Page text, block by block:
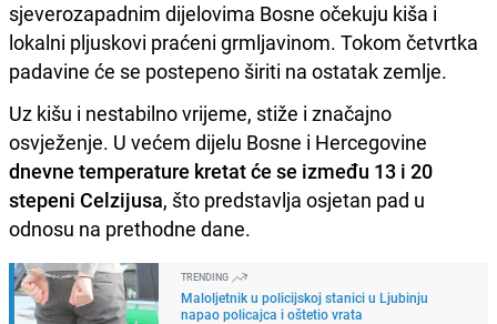
sjeverozapadnim dijelovima Bosne očekuju kiša i
lokalni pljuskovi praćeni grmljavinom. Tokom četvrtka
padavine će se postepeno širiti na ostatak zemlje.
Uz kišu i nestabilno vrijeme, stiže i značajno
osvježenje. U većem dijelu Bosne i Hercegovine
dnevne temperature kretat će se između 13 i 20
stepeni Celzijusa, što predstavlja osjetan pad u
odnosu na prethodne dane.
TRENDING
Maloljetnik u policijskoj stanici u Ljubinju
napao policajca i oštetio vrata